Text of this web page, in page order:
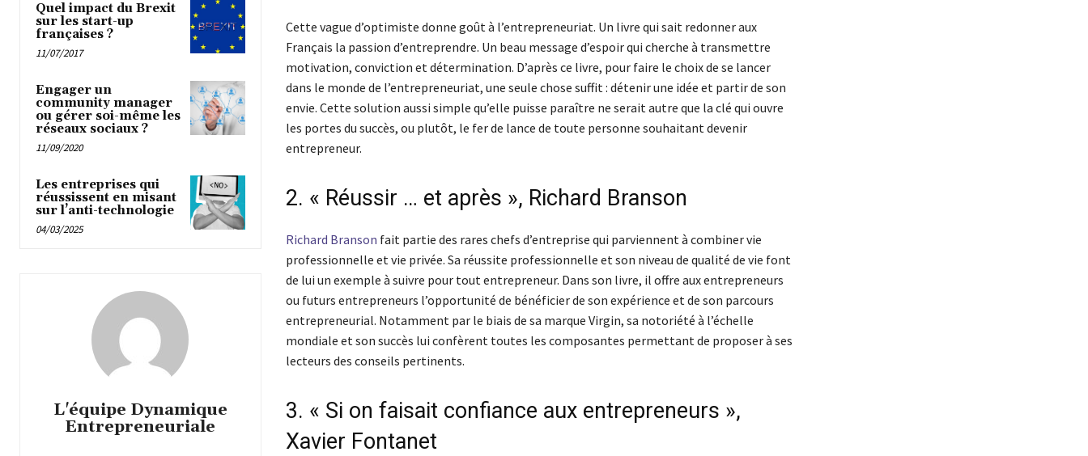
Quel impact du Brexit
sur les start-up
françaises ?
11/07/2017
Engager un
community manager
ou gérer soi-même les
réseaux sociaux ?
11/09/2020
Les entreprises qui
réussissent en misant
sur l’anti-technologie
04/03/2025
L'équipe Dynamique
Entrepreneuriale
Cette vague d’optimiste donne goût à l’entrepreneuriat. Un livre qui sait redonner aux
Français la passion d’entreprendre. Un beau message d’espoir qui cherche à transmettre
motivation, conviction et détermination. D’après ce livre, pour faire le choix de se lancer
dans le monde de l’entrepreneuriat, une seule chose suffit : détenir une idée et partir de son
envie. Cette solution aussi simple qu’elle puisse paraître ne serait autre que la clé qui ouvre
les portes du succès, ou plutôt, le fer de lance de toute personne souhaitant devenir
entrepreneur.
2. « Réussir … et après », Richard Branson
Richard Branson fait partie des rares chefs d’entreprise qui parviennent à combiner vie
professionnelle et vie privée. Sa réussite professionnelle et son niveau de qualité de vie font
de lui un exemple à suivre pour tout entrepreneur. Dans son livre, il offre aux entrepreneurs
ou futurs entrepreneurs l’opportunité de bénéficier de son expérience et de son parcours
entrepreneurial. Notamment par le biais de sa marque Virgin, sa notoriété à l’échelle
mondiale et son succès lui confèrent toutes les composantes permettant de proposer à ses
lecteurs des conseils pertinents.
3. « Si on faisait confiance aux entrepreneurs »,
Xavier Fontanet